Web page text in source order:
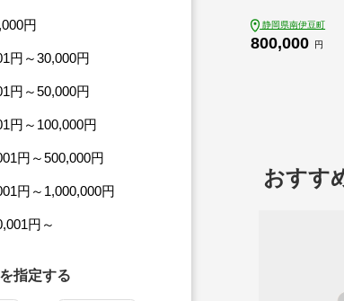
円
円～30,000円
円～50,000円
円～100,000円
円～500,000円
円～1,000,000円
円～
指定する
静岡県南伊豆町
800,000 円
おすす